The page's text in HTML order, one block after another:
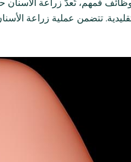
فمهم، تُعدّ زراعة الأسنان
تتضمن عملية زراعة